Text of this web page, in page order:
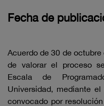
Fecha de
Acuerdo de 30 de
de valorar el proceso
Escala de
Universidad, mediante
convocado por